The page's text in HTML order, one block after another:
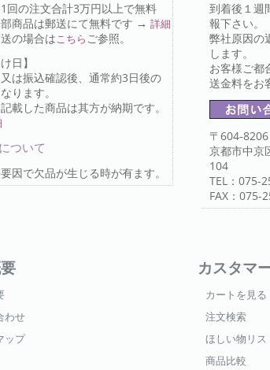
回の注文合計3万円以上で無料
部商品は郵送にて無料です →詳細
の場合はこちら ご参照。
日】
は振込確認後、通常約3日後の
ります。
載した商品は其方が納期です。
ついて
因で欠品が生じる時が有ます。
到着後１週
報下さい。
弊社原因の
します。
お客様ご都
送金料をお
〒604-8206
京都市中京
104
TEL：075-
FAX：075-
わせ
ップ
カスタマ
カートを見る
注文検索
ほしい物リス
商品比較